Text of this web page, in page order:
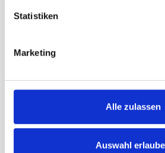
Statistiken
Marketing
Alle zulassen
Auswahl